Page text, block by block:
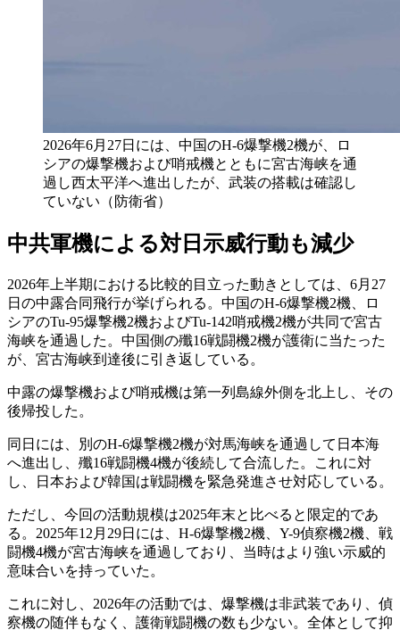
2026年6月27日には、中国のH-6爆撃機2機が、ロ
シアの爆撃機および哨戒機とともに宮古海峡を通
過し西太平洋へ進出したが、武装の搭載は確認し
ていない（防衛省）
中共軍機による対日示威行動も減少
2026年上半期における比較的目立った動きとしては、6月27
日の中露合同飛行が挙げられる。中国のH-6爆撃機2機、ロ
シアのTu-95爆撃機2機およびTu-142哨戒機2機が共同で宮古
海峡を通過した。中国側の殲16戦闘機2機が護衛に当たった
が、宮古海峡到達後に引き返している。
中露の爆撃機および哨戒機は第一列島線外側を北上し、その
後帰投した。
同日には、別のH-6爆撃機2機が対馬海峡を通過して日本海
へ進出し、殲16戦闘機4機が後続して合流した。これに対
し、日本および韓国は戦闘機を緊急発進させ対応している。
ただし、今回の活動規模は2025年末と比べると限定的であ
る。2025年12月29日には、H-6爆撃機2機、Y-9偵察機2機、戦
闘機4機が宮古海峡を通過しており、当時はより強い示威的
意味合いを持っていた。
これに対し、2026年の活動では、爆撃機は非武装であり、偵
察機の随伴もなく、護衛戦闘機の数も少ない。全体として抑